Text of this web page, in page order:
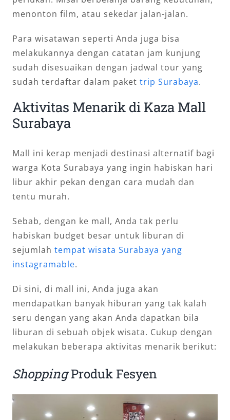
menonton film, atau sekedar jalan-jalan.
Para wisatawan seperti Anda juga bisa
melakukannya dengan catatan jam kunjung
sudah disesuaikan dengan jadwal tour yang
sudah terdaftar dalam paket trip Surabaya.
Aktivitas Menarik di Kaza Mall
Surabaya
Mall ini kerap menjadi destinasi alternatif bagi
warga Kota Surabaya yang ingin habiskan hari
libur akhir pekan dengan cara mudah dan
tentu murah.
Sebab, dengan ke mall, Anda tak perlu
habiskan budget besar untuk liburan di
sejumlah tempat wisata Surabaya yang
instagramable.
Di sini, di mall ini, Anda juga akan
mendapatkan banyak hiburan yang tak kalah
seru dengan yang akan Anda dapatkan bila
liburan di sebuah objek wisata. Cukup dengan
melakukan beberapa aktivitas menarik berikut:
ShoppingProduk Fesyen